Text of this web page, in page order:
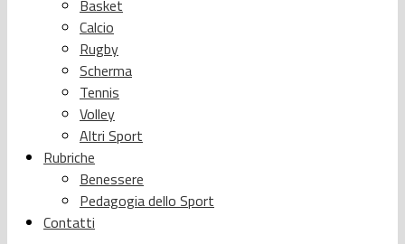
Basket
Calcio
Rugby
Scherma
Tennis
Volley
Altri Sport
Rubriche
Benessere
Pedagogia dello Sport
Contatti